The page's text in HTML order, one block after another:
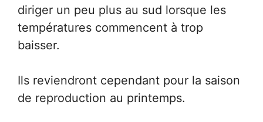
diriger un peu plus au sud lorsque les
températures commencent à trop
baisser.
Ils reviendront cependant pour la saison
de reproduction au printemps.